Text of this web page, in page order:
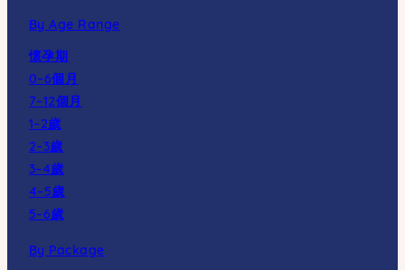
By Age Range
懷孕期
0–6個月
7–12個月
1–2歲
2–3歲
3–4歲
4–5歲
5–6歲
By Package